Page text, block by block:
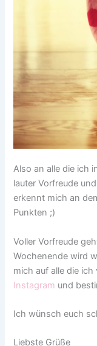
Also an alle die ich
lauter Vorfreude
erkennt mich an
Punkten ;)
Voller Vorfreude
Wochenende wird
mich auf alle die
Instagram und
Ich wünsch euch
Liebste Grüße